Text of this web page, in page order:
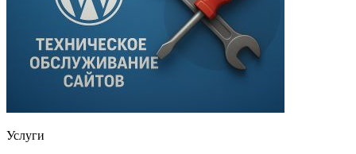
Услуги